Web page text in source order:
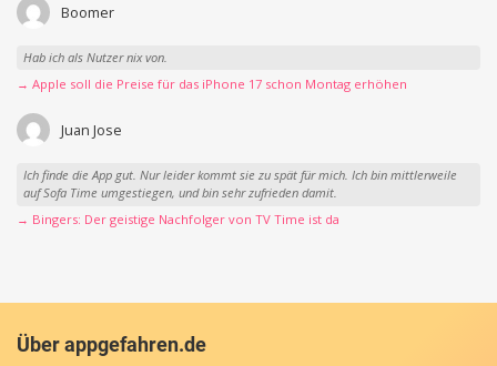
Boomer
Hab ich als Nutzer nix von.
→ Apple soll die Preise für das iPhone 17 schon Montag erhöhen
Juan Jose
Ich finde die App gut. Nur leider kommt sie zu spät für mich. Ich bin mittlerweile
auf Sofa Time umgestiegen, und bin sehr zufrieden damit.
→ Bingers: Der geistige Nachfolger von TV Time ist da
Über appgefahren.de